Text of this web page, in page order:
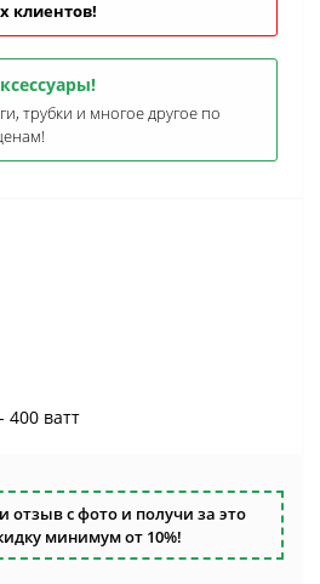
клиентов!
трубки и многое другое по
400 ватт
с фото и получи за это
минимум от 10%!